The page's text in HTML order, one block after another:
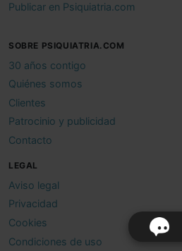
Publicar en Psiquiatria.com
SOBRE PSIQUIATRIA.COM
30 años contigo
Quiénes somos
Clientes
Patrocinio y publicidad
Contacto
LEGAL
Aviso legal
Privacidad
Cookies
Condiciones de uso